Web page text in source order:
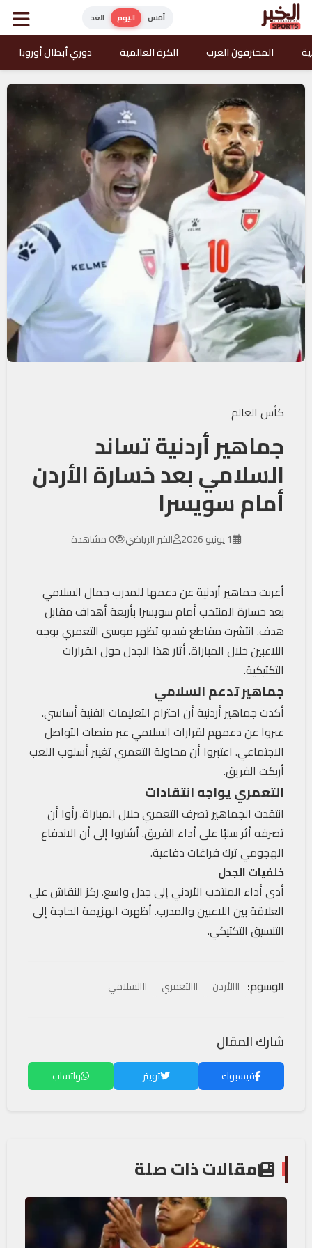
أمس اليوم الغد
المحترفون العرب الكرة العالمية دوري أبطال أوروبا
كأس العالم
جماهير أردنية تساند
السلامي بعد خسارة الأردن
أمام سويسرا
1 يونيو 2026 الخبر الرياضي 0 مشاهدة
أعربت جماهير أردنية عن دعمها للمدرب جمال السلامي
بعد خسارة المنتخب أمام سويسرا بأربعة أهداف مقابل
هدف. انتشرت مقاطع فيديو تظهر موسى التعمري يوجه
اللاعبين خلال المباراة. أثار هذا الجدل حول القرارات
التكتيكية.
جماهير تدعم السلامي
أكدت جماهير أردنية أن احترام التعليمات الفنية أساسي.
عبروا عن دعمهم لقرارات السلامي عبر منصات التواصل
الاجتماعي. اعتبروا أن محاولة التعمري تغيير أسلوب اللعب
أربكت الفريق.
التعمري يواجه انتقادات
انتقدت الجماهير تصرف التعمري خلال المباراة. رأوا أن
تصرفه أثر سلبًا على أداء الفريق. أشاروا إلى أن الاندفاع
الهجومي ترك فراغات دفاعية.
خلفيات الجدل
أدى أداء المنتخب الأردني إلى جدل واسع. ركز النقاش على
العلاقة بين اللاعبين والمدرب. أظهرت الهزيمة الحاجة إلى
التنسيق التكتيكي.
الوسوم: #الأردن #التعمري #السلامي
شارك المقال
فيسبوك تويتر واتساب
مقالات ذات صلة